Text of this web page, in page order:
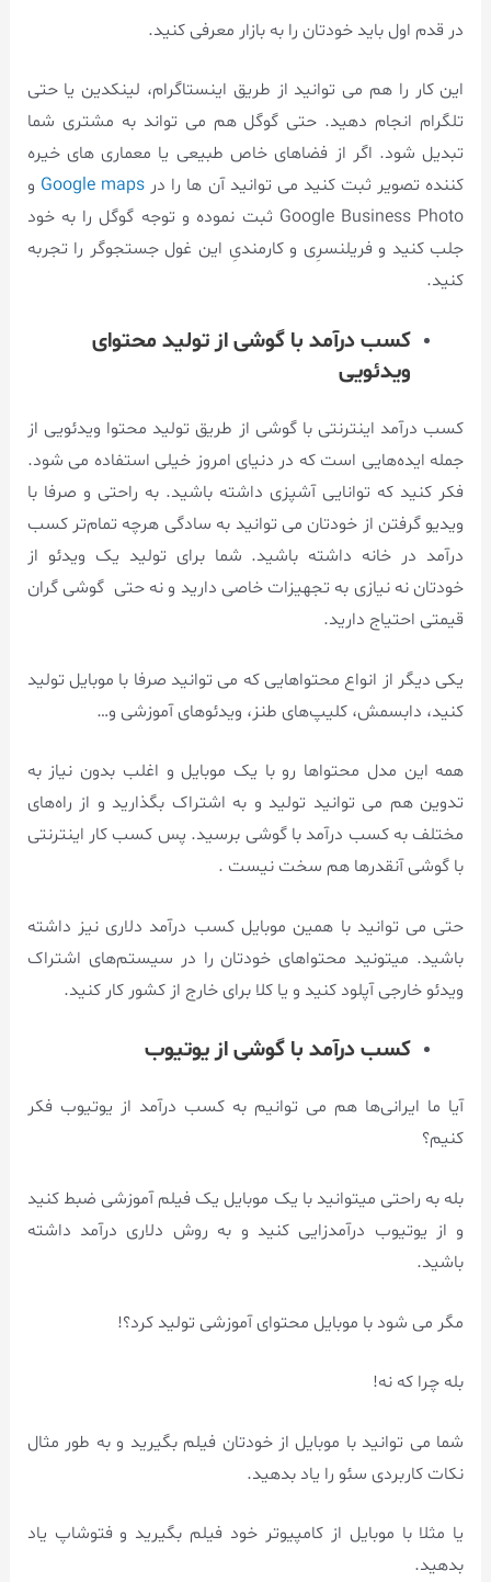
در قدم اول باید خودتان را به بازار معرفی کنید.
این کار را هم می توانید از طریق اینستاگرام، لینکدین یا حتی
تلگرام انجام دهید. حتی گوگل هم می تواند به مشتری شما
تبدیل شود. اگر از فضاهای خاص طبیعی یا معماری های خیره
کننده تصویر ثبت کنید می توانید آن ها را درGoogle maps و
Google Business Photo ثبت نموده و توجه گوگل را به خود
جلب کنید و فریلنسرِی و کارمندیِ این غول جستجوگر را تجربه
کنید.
کسب درآمد با گوشی از تولید محتوای
ویدئویی
کسب درآمد اینترنتی با گوشی از طریق تولید محتوا ویدئویی از
جمله ایده‌هایی است که در دنیای امروز خیلی استفاده می شود.
فکر کنید که توانایی آشپزی داشته باشید. به راحتی و صرفا با
ویدیو گرفتن از خودتان می توانید به سادگی هرچه تمام‌تر کسب
درآمد در خانه داشته باشید. شما برای تولید یک ویدئو از
خودتان نه نیازی به تجهیزات خاصی دارید و نه حتی گوشی گران
قیمتی احتیاج دارید.
یکی دیگر از انواع محتواهایی که می توانید صرفا با موبایل تولید
کنید، دابسمش، کلیپ‌های طنز، ویدئوهای آموزشی و…
همه این مدل محتواها رو با یک موبایل و اغلب بدون نیاز به
تدوین هم می توانید تولید و به اشتراک بگذارید و از راه‌های
مختلف به کسب درآمد با گوشی برسید. پس کسب کار اینترنتی
با گوشی آنقدرها هم سخت نیست .
حتی می توانید با همین موبایل کسب درآمد دلاری نیز داشته
باشید. میتونید محتواهای خودتان را در سیستم‌های اشتراک
ویدئو خارجی آپلود کنید و یا کلا برای خارج از کشور کار کنید.
کسب درآمد با گوشی از یوتیوب
آیا ما ایرانی‌ها هم می توانیم به کسب درآمد از یوتیوب فکر
کنیم؟
بله به راحتی میتوانید با یک موبایل یک فیلم آموزشی ضبط کنید
و از یوتیوب درآمدزایی کنید و به روش دلاری درآمد داشته
باشید.
مگر می شود با موبایل محتوای آموزشی تولید کرد؟!
بله چرا که نه!
شما می توانید با موبایل از خودتان فیلم بگیرید و به طور مثال
نکات کاربردی سئو را یاد بدهید.
یا مثلا با موبایل از کامپیوتر خود فیلم بگیرید و فتوشاپ یاد
بدهید.